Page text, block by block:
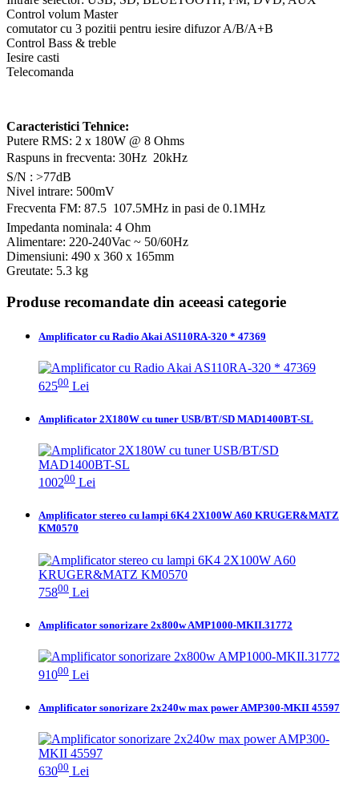
Control volum Master
comutator cu 3 pozitii pentru iesire difuzor A/B/A+B
Control Bass & treble
Iesire casti
Telecomanda
Caracteristici Tehnice:
Putere RMS: 2 x 180W @ 8 Ohms
Raspuns in frecventa: 30Hz  20kHz
S/N : >77dB
Nivel intrare: 500mV
Frecventa FM: 87.5  107.5MHz in pasi de 0.1MHz
Impedanta nominala: 4 Ohm
Alimentare: 220-240Vac ~ 50/60Hz
Dimensiuni: 490 x 360 x 165mm
Greutate: 5.3 kg
Produse recomandate din aceeasi categorie
Amplificator cu Radio Akai AS110RA-320 * 47369
62500 Lei
Amplificator 2X180W cu tuner USB/BT/SD MAD1400BT-SL
100200 Lei
Amplificator stereo cu lampi 6K4 2X100W A60 KRUGER&MATZ
KM0570
75800 Lei
Amplificator sonorizare 2x800w AMP1000-MKII.31772
91000 Lei
Amplificator sonorizare 2x240w max power AMP300-MKII 45597
63000 Lei